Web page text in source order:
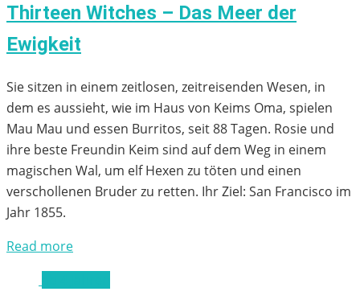
Thirteen Witches – Das Meer der
Ewigkeit
Sie sitzen in einem zeitlosen, zeitreisenden Wesen, in
dem es aussieht, wie im Haus von Keims Oma, spielen
Mau Mau und essen Burritos, seit 88 Tagen. Rosie und
ihre beste Freundin Keim sind auf dem Weg in einem
magischen Wal, um elf Hexen zu töten und einen
verschollenen Bruder zu retten. Ihr Ziel: San Francisco im
Jahr 1855.
Read more